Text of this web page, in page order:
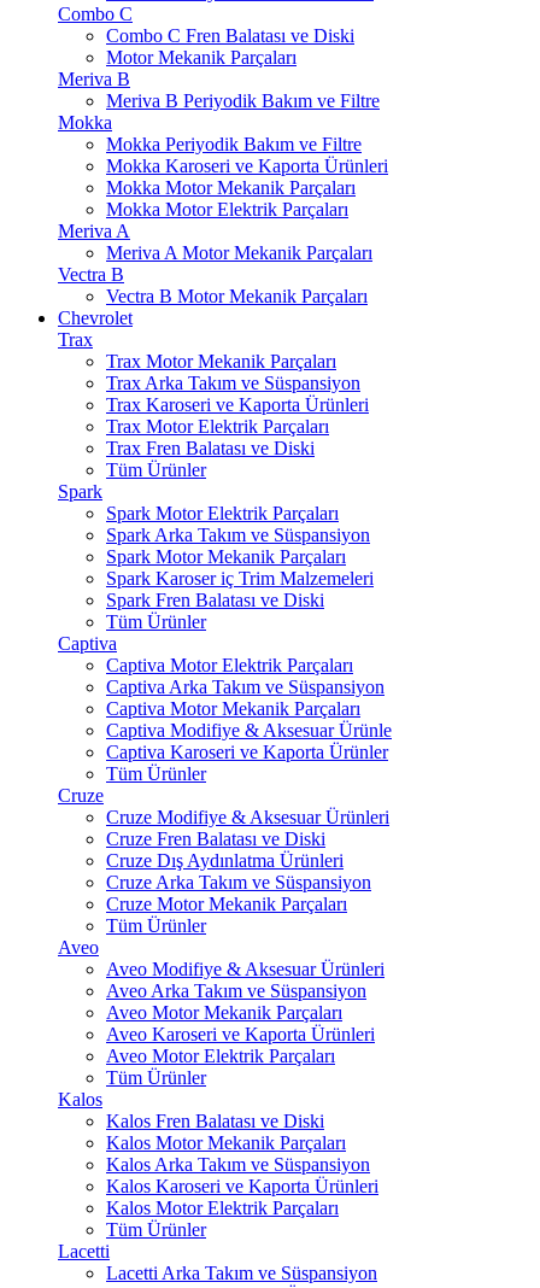
Combo C
Combo C Fren Balatası ve Diski
Motor Mekanik Parçaları
Meriva B
Meriva B Periyodik Bakım ve Filtre
Mokka
Mokka Periyodik Bakım ve Filtre
Mokka Karoseri ve Kaporta Ürünleri
Mokka Motor Mekanik Parçaları
Mokka Motor Elektrik Parçaları
Meriva A
Meriva A Motor Mekanik Parçaları
Vectra B
Vectra B Motor Mekanik Parçaları
Chevrolet
Trax
Trax Motor Mekanik Parçaları
Trax Arka Takım ve Süspansiyon
Trax Karoseri ve Kaporta Ürünleri
Trax Motor Elektrik Parçaları
Trax Fren Balatası ve Diski
Tüm Ürünler
Spark
Spark Motor Elektrik Parçaları
Spark Arka Takım ve Süspansiyon
Spark Motor Mekanik Parçaları
Spark Karoser iç Trim Malzemeleri
Spark Fren Balatası ve Diski
Tüm Ürünler
Captiva
Captiva Motor Elektrik Parçaları
Captiva Arka Takım ve Süspansiyon
Captiva Motor Mekanik Parçaları
Captiva Modifiye & Aksesuar Ürünle
Captiva Karoseri ve Kaporta Ürünler
Tüm Ürünler
Cruze
Cruze Modifiye & Aksesuar Ürünleri
Cruze Fren Balatası ve Diski
Cruze Dış Aydınlatma Ürünleri
Cruze Arka Takım ve Süspansiyon
Cruze Motor Mekanik Parçaları
Tüm Ürünler
Aveo
Aveo Modifiye & Aksesuar Ürünleri
Aveo Arka Takım ve Süspansiyon
Aveo Motor Mekanik Parçaları
Aveo Karoseri ve Kaporta Ürünleri
Aveo Motor Elektrik Parçaları
Tüm Ürünler
Kalos
Kalos Fren Balatası ve Diski
Kalos Motor Mekanik Parçaları
Kalos Arka Takım ve Süspansiyon
Kalos Karoseri ve Kaporta Ürünleri
Kalos Motor Elektrik Parçaları
Tüm Ürünler
Lacetti
Lacetti Arka Takım ve Süspansiyon